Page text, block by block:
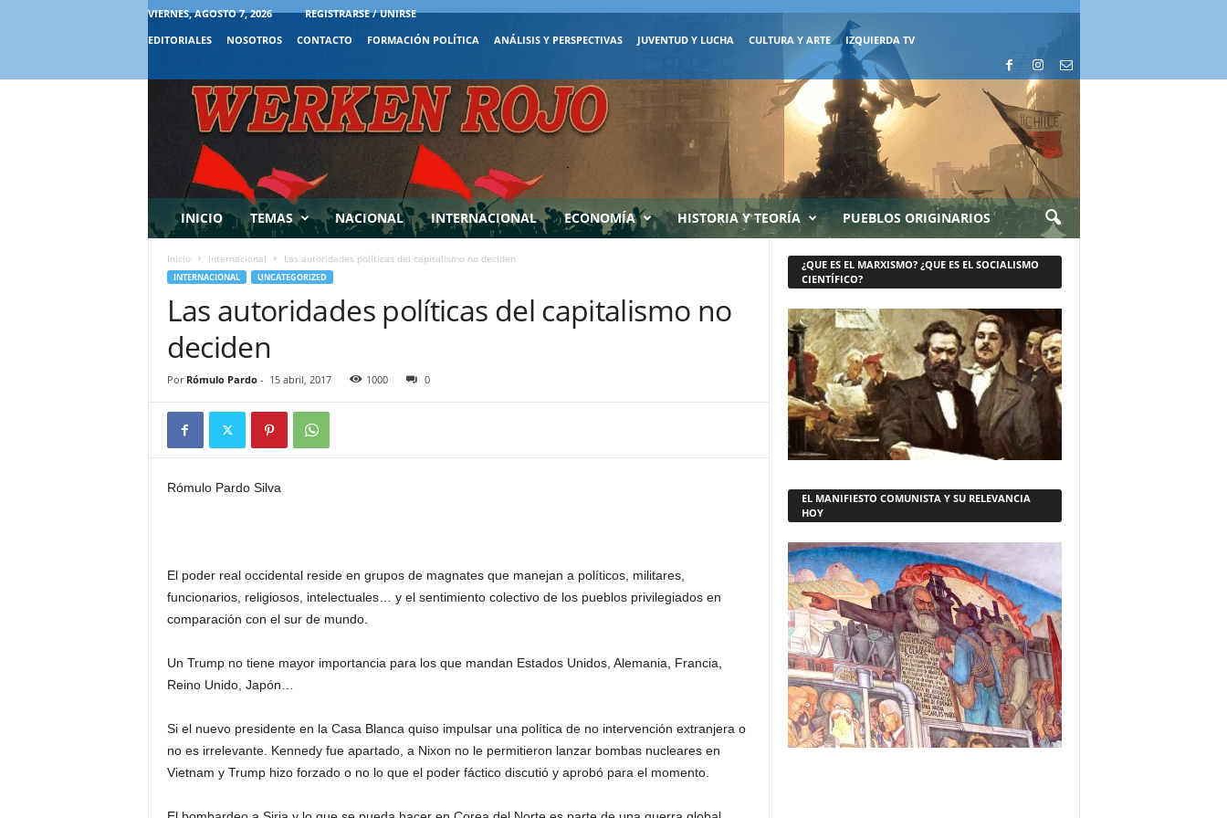
VIERNES, AGOSTO 7, 2026
REGISTRARSE / UNIRSE
EDITORIALES
NOSOTROS CONTACTO FORMACIÓN POLÍTICA ANÁLISIS Y PERSPECTIVAS JUVENTUD Y LUCHA CULTURA Y ARTE IZQUIERDA TV
INICIO TEMAS NACIONAL INTERNACIONAL ECONOMÍA HISTORIA Y TEORÍA PUEBLOS ORIGINARIOS
Inicio Internacional Las autoridades políticas del capitalismo no deciden
INTERNACIONAL UNCATEGORIZED
Las autoridades políticas del capitalismo no
deciden
Por Rómulo Pardo- 15 abril, 2017 1000 0
Rómulo Pardo Silva
El poder real occidental reside en grupos de magnates que manejan a políticos, militares,
funcionarios, religiosos, intelectuales… y el sentimiento colectivo de los pueblos privilegiados en
comparación con el sur de mundo.
Un Trump no tiene mayor importancia para los que mandan Estados Unidos, Alemania, Francia,
Reino Unido, Japón…
Si el nuevo presidente en la Casa Blanca quiso impulsar una política de no intervención extranjera o
no es irrelevante. Kennedy fue apartado, a Nixon no le permitieron lanzar bombas nucleares en
Vietnam y Trump hizo forzado o no lo que el poder fáctico discutió y aprobó para el momento.
¿QUE ES EL MARXISMO? ¿QUE ES EL SOCIALISMO
CIENTÍFICO?
EL MANIFIESTO COMUNISTA Y SU RELEVANCIA
HOY